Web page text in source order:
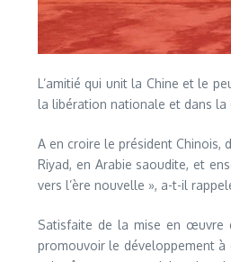
L’amitié qui unit la Chine et le
la libération nationale et dans
A en croire le président Chinois,
Riyad, en Arabie saoudite, et
vers l’ère nouvelle », a-t-il
Satisfaite de la mise en œuvre
promouvoir le développement à